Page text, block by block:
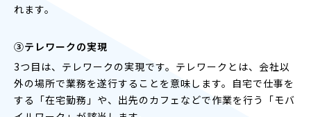
れます。
③テレワークの実現
3つ目は、テレワークの実現です。テレワークとは、会社以
外の場所で業務を遂行することを意味します。自宅で仕事を
する「在宅勤務」や、出先のカフェなどで作業を行う「モバ